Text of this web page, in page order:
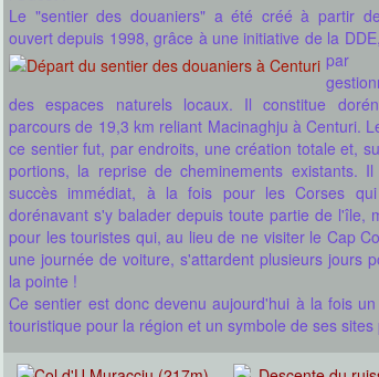
Le "sentier des douaniers" a été créé à partir
ouvert depuis 1998, grâce à une initiative de la
des espaces naturels locaux. Il constitue
parcours de 19,3 km reliant Macinaghju à Centuri.
ce sentier fut, par endroits, une création totale et,
portions, la reprise de cheminements existants.
succès immédiat, à la fois pour les Corses qui
dorénavant s'y balader depuis toute partie de l'île,
pour les touristes qui, au lieu de ne visiter le Cap
une journée de voiture, s'attardent plusieurs jours
la pointe !
Ce sentier est donc devenu aujourd'hui à la fois
touristique pour la région et un symbole de ses sites